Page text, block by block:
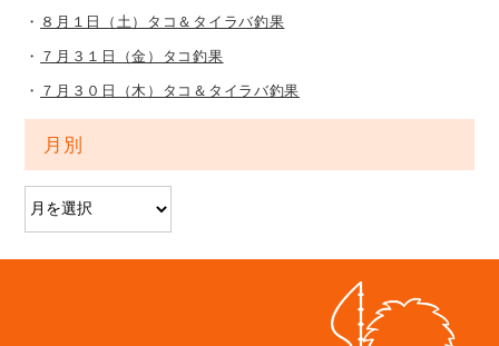
８月１日（土）タコ＆タイラバ釣果
７月３１日（金）タコ釣果
７月３０日（木）タコ＆タイラバ釣果
月別